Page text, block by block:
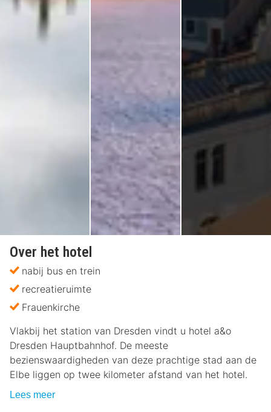
Over het hotel
nabij bus en trein
recreatieruimte
Frauenkirche
Vlakbij het station van Dresden vindt u hotel a&o
Dresden Hauptbahnhof. De meeste
bezienswaardigheden van deze prachtige stad aan de
Elbe liggen op twee kilometer afstand van het hotel.
Lees meer